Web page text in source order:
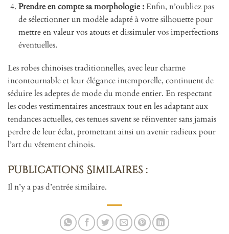
Prendre en compte sa morphologie :Enfin, n’oubliez pas
de sélectionner un modèle adapté à votre silhouette pour
mettre en valeur vos atouts et dissimuler vos imperfections
éventuelles.
Les robes chinoises traditionnelles, avec leur charme
incontournable et leur élégance intemporelle, continuent de
séduire les adeptes de mode du monde entier. En respectant
les codes vestimentaires ancestraux tout en les adaptant aux
tendances actuelles, ces tenues savent se réinventer sans jamais
perdre de leur éclat, promettant ainsi un avenir radieux pour
l’art du vêtement chinois.
Publications Similaires :
Il n’y a pas d’entrée similaire.